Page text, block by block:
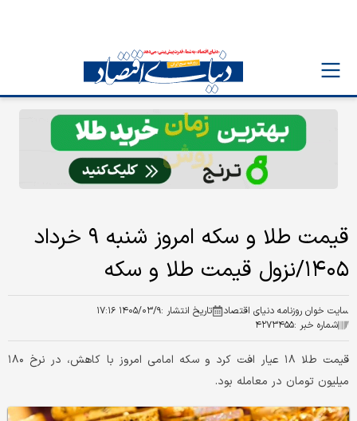
قیمت طلا و سکه امروز‌ شنبه ۹ خرداد
۱۴۰۵/نزول قیمت طلا و سکه
سایت خوان روزنامه دنیای اقتصاد تاریخ انتشار :۱۴۰۵/۰۳/۹ ۱۷:۱۶
شماره خبر :۴۲۷۳۴۵۵
قیمت طلا ۱۸ عیار افت کرد و سکه امامی امروز با کاهش، در نرخ ۱۸۰
میلیون تومان در معامله بود.